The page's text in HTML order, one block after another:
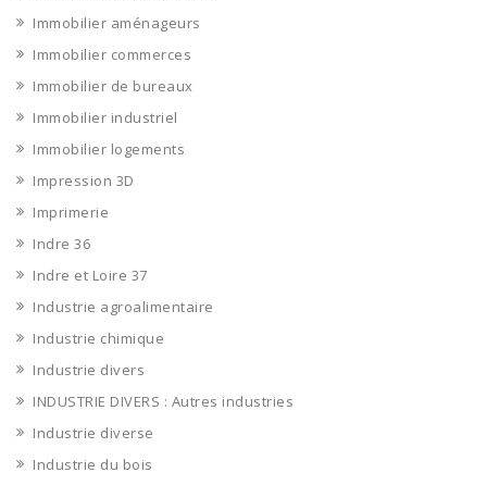
Immobilier aménageurs
Immobilier commerces
Immobilier de bureaux
Immobilier industriel
Immobilier logements
Impression 3D
Imprimerie
Indre 36
Indre et Loire 37
Industrie agroalimentaire
Industrie chimique
Industrie divers
INDUSTRIE DIVERS : Autres industries
Industrie diverse
Industrie du bois